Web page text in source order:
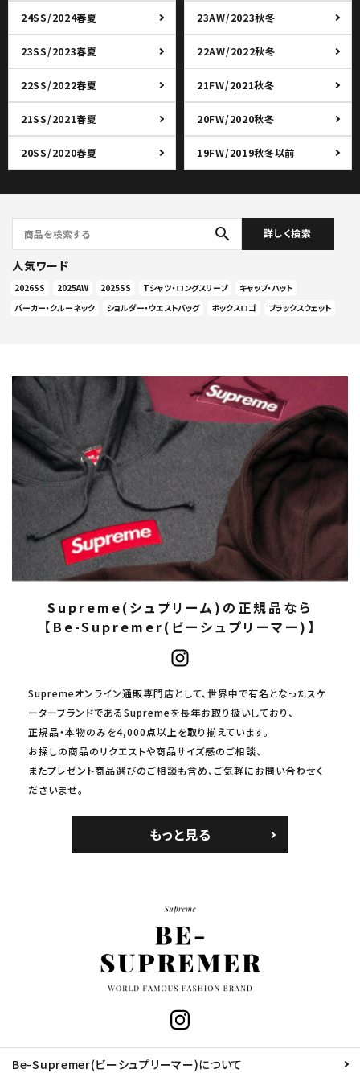
24SS/2024春夏 23AW/2023秋冬
23SS/2023春夏 22AW/2022秋冬
22SS/2022春夏 21FW/2021秋冬
21SS/2021春夏 20FW/2020秋冬
20SS/2020春夏 19FW/2019秋冬以前
search 詳しく検索
人気ワード
2026SS 2025AW 2025SS Tシャツ・ロングスリーブ
キャップ・ハット
パーカー・クルーネック
ショルダー・ウエストバッグ ボックスロゴ ブラックスウェット
Supreme(シュプリーム)の正規品なら
【Be-Supremer(ビーシュプリーマー)】
Supremeオンライン通販専門店として、世界中で有名となったスケ
ーターブランドであるSupremeを長年お取り扱いしており、
正規品・本物のみを4,000点以上を取り揃えています。
お探しの商品のリクエストや商品サイズ感のご相談、
またプレゼント商品選びのご相談も含め、ご気軽にお問い合わせく
ださいませ。
もっと見る
Be-Supremer(ビーシュプリーマー)について